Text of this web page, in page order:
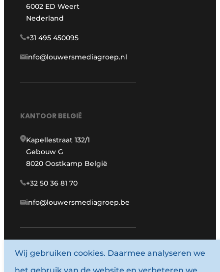
6002 ED Weert
Nederland
+31 495 450095
info@louwersmediagroep.nl
KANTOOR BELGIË
Kapellestraat 132/1
Gebouw G
8020 Oostkamp België
+32 50 36 81 70
info@louwersmediagroep.be
www.louwersmediagroep.com
Wij gebruiken cookies. Daarmee analyseren we